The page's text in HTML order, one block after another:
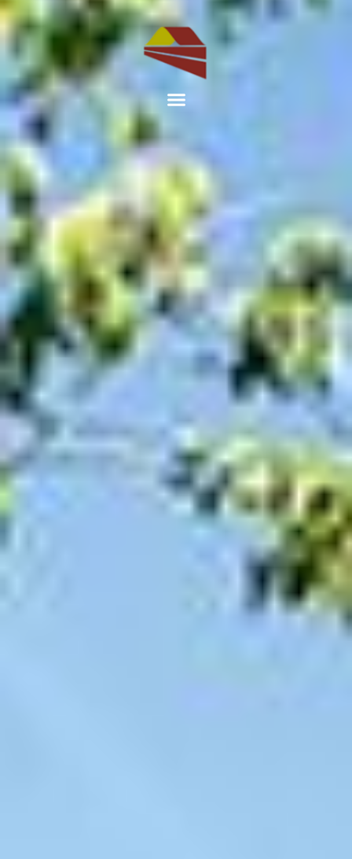
Accueil
Maisons Passives
Nos autres métiers
Nos réalisations
Qui sommes-nous ?
Nous contacter